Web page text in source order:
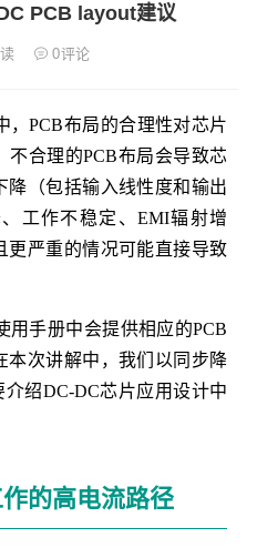
PCB layout建议
0评论
，PCB布局的合理性对芯片
不合理的PCB布局会导致芯
降（包括输入线性度和输出
工作不稳定、EMI辐射增
更严重的情况可能直接导致
用手册中会提供相应的PCB
本次讲解中，我们以同步降
绍DC-DC芯片应用设计中
的高电流路径